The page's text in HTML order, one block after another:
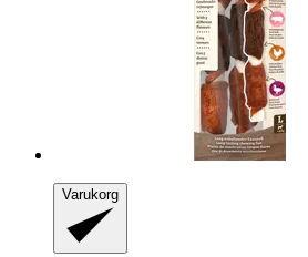
Varukorg